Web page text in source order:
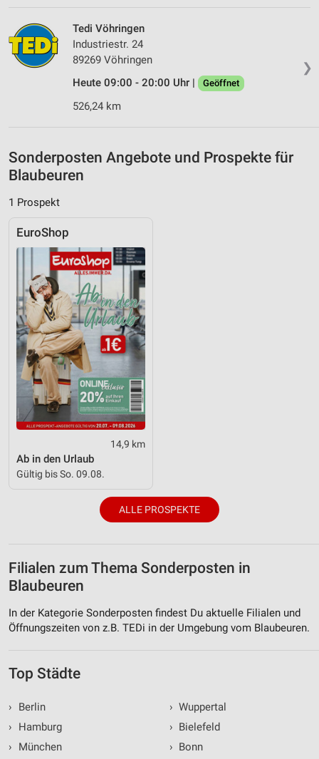
❯
Tedi Vöhringen
Industriestr. 24
89269 Vöhringen
Heute 09:00 - 20:00 Uhr |
Geöffnet
526,24 km
Sonderposten Angebote und Prospekte für
Blaubeuren
1 Prospekt
EuroShop
14,9 km
Ab in den Urlaub
Gültig bis So. 09.08.
ALLE PROSPEKTE
Filialen zum Thema Sonderposten in
Blaubeuren
In der Kategorie Sonderposten findest Du aktuelle Filialen und
Öffnungszeiten von z.B. TEDi in der Umgebung vom Blaubeuren.
Top Städte
›
Berlin
›
Hamburg
›
München
› Wuppertal
› Bielefeld
› Bonn
Informationen identifizieren
Nicht-IAB-Verarbeitungszwecke:
Notwendig
Performance
Werbung